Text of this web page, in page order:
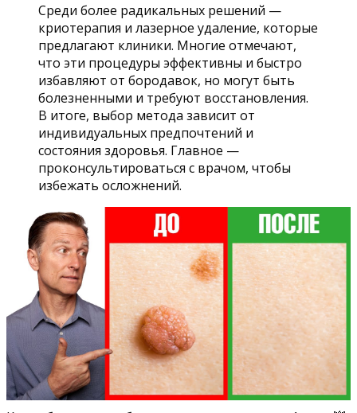
Среди более радикальных решений —
криотерапия и лазерное удаление, которые
предлагают клиники. Многие отмечают,
что эти процедуры эффективны и быстро
избавляют от бородавок, но могут быть
болезненными и требуют восстановления.
В итоге, выбор метода зависит от
индивидуальных предпочтений и
состояния здоровья. Главное —
проконсультироваться с врачом, чтобы
избежать осложнений.